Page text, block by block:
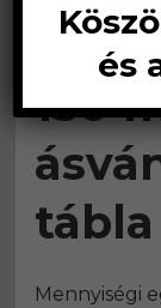
150
tábla
Mennyiségi
és